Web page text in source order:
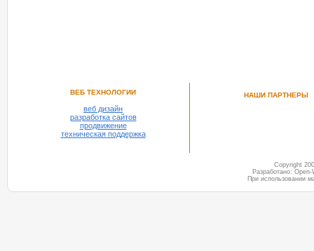
ВЕБ ТЕХНОЛОГИИ
веб дизайн
разработка сайтов
продвижение
техническая поддержка
НАШИ ПАРТНЕРЫ
Copyright
Разработано:
При использовании